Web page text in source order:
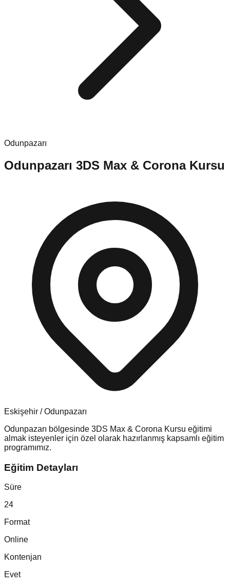
Odunpazarı
Odunpazarı 3DS Max & Corona Kursu
Eskişehir /Odunpazarı
Odunpazarı bölgesinde 3DS Max & Corona Kursu eğitimi
almak isteyenler için özel olarak hazırlanmış kapsamlı eğitim
programımız.
Eğitim Detayları
Süre
24
Format
Online
Kontenjan
Evet